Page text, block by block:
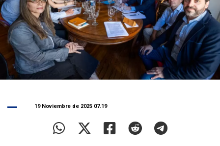
19 Noviembre de 2025 07.19